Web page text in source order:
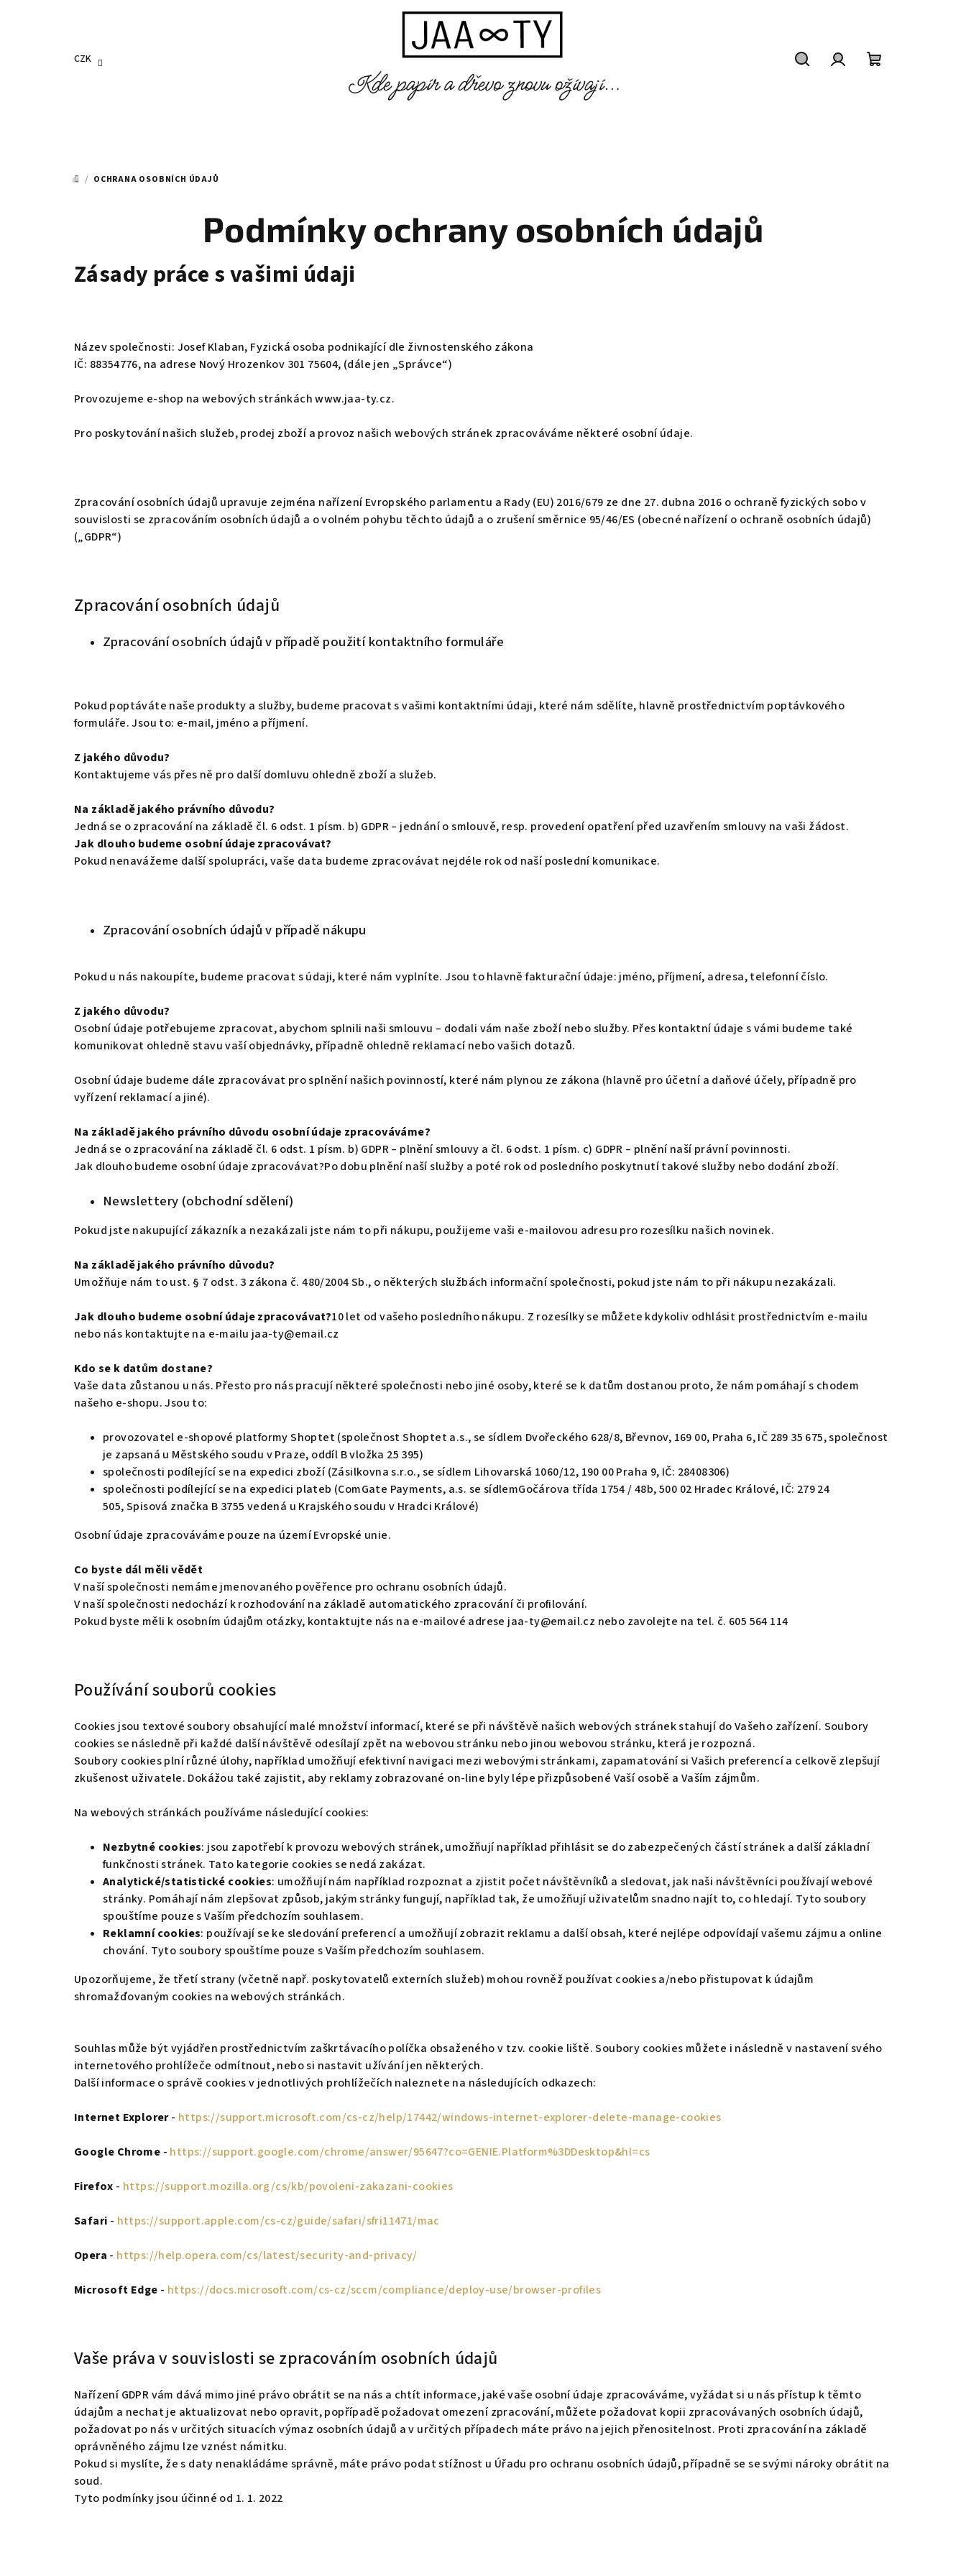
CZK
DOMŮ
/ OCHRANA OSOBNÍCH ÚDAJŮ
Podmínky ochrany osobních údajů
Zásady práce s vašimi údaji
Název společnosti: Josef Klaban, Fyzická osoba podnikající dle živnostenského zákona
IČ: 88354776, na adrese Nový Hrozenkov 301 75604, (dále jen „Správce“)
Provozujeme e-shop na webových stránkách www.jaa-ty.cz.
Pro poskytování našich služeb, prodej zboží a provoz našich webových stránek zpracováváme některé osobní údaje.
Zpracování osobních údajů upravuje zejména nařízení Evropského parlamentu a Rady (EU) 2016/679 ze dne 27. dubna 2016 o ochraně fyzických sobo v
souvislosti se zpracováním osobních údajů a o volném pohybu těchto údajů a o zrušení směrnice 95/46/ES (obecné nařízení o ochraně osobních údajů)
(„GDPR“)
Zpracování osobních údajů
Zpracování osobních údajů v případě použití kontaktního formuláře
Pokud poptáváte naše produkty a služby, budeme pracovat s vašimi kontaktními údaji, které nám sdělíte, hlavně prostřednictvím poptávkového
formuláře. Jsou to: e-mail, jméno a příjmení.
Z jakého důvodu?
Kontaktujeme vás přes ně pro další domluvu ohledně zboží a služeb.
Na základě jakého právního důvodu?
Jedná se o zpracování na základě čl. 6 odst. 1 písm. b) GDPR – jednání o smlouvě, resp. provedení opatření před uzavřením smlouvy na vaši žádost.
Jak dlouho budeme osobní údaje zpracovávat?
Pokud nenavážeme další spolupráci, vaše data budeme zpracovávat nejdéle rok od naší poslední komunikace.
Zpracování osobních údajů v případě nákupu
Pokud u nás nakoupíte, budeme pracovat s údaji, které nám vyplníte. Jsou to hlavně fakturační údaje: jméno, příjmení, adresa, telefonní číslo.
Z jakého důvodu?
Osobní údaje potřebujeme zpracovat, abychom splnili naši smlouvu – dodali vám naše zboží nebo služby. Přes kontaktní údaje s vámi budeme také
komunikovat ohledně stavu vaší objednávky, případně ohledně reklamací nebo vašich dotazů.
Osobní údaje budeme dále zpracovávat pro splnění našich povinností, které nám plynou ze zákona (hlavně pro účetní a daňové účely, případně pro
vyřízení reklamací a jiné).
Na základě jakého právního důvodu osobní údaje zpracováváme?
Jedná se o zpracování na základě čl. 6 odst. 1 písm. b) GDPR – plnění smlouvy a čl. 6 odst. 1 písm. c) GDPR – plnění naší právní povinnosti.
Jak dlouho budeme osobní údaje zpracovávat?Po dobu plnění naší služby a poté rok od posledního poskytnutí takové služby nebo dodání zboží.
Newslettery (obchodní sdělení)
Pokud jste nakupující zákazník a nezakázali jste nám to při nákupu, použijeme vaši e-mailovou adresu pro rozesílku našich novinek.
Na základě jakého právního důvodu?
Umožňuje nám to ust. § 7 odst. 3 zákona č. 480/2004 Sb., o některých službách informační společnosti, pokud jste nám to při nákupu nezakázali.
Jak dlouho budeme osobní údaje zpracovávat?10 let od vašeho posledního nákupu. Z rozesílky se můžete kdykoliv odhlásit prostřednictvím e-mailu
nebo nás kontaktujte na e-mailu jaa-ty@email.cz
Kdo se k datům dostane?
Vaše data zůstanou u nás. Přesto pro nás pracují některé společnosti nebo jiné osoby, které se k datům dostanou proto, že nám pomáhají s chodem
našeho e-shopu. Jsou to:
provozovatel e-shopové platformy Shoptet (společnost Shoptet a.s., se sídlem Dvořeckého 628/8, Břevnov, 169 00, Praha 6, IČ 289 35 675, společnost
je zapsaná u Městského soudu v Praze, oddíl B vložka 25 395)
společnosti podílející se na expedici zboží (Zásilkovna s.r.o., se sídlem Lihovarská 1060/12, 190 00 Praha 9, IČ: 28408306)
společnosti podílející se na expedici plateb (ComGate Payments, a.s. se sídlemGočárova třída 1754 / 48b,500 02 Hradec Králové, IČ: 279 24
505, Spisová značka B 3755 vedená u Krajského soudu v Hradci Králové)
Osobní údaje zpracováváme pouze na území Evropské unie.
Co byste dál měli vědět
V naší společnosti nemáme jmenovaného pověřence pro ochranu osobních údajů.
V naší společnosti nedochází k rozhodování na základě automatického zpracování či profilování.
Pokud byste měli k osobním údajům otázky, kontaktujte nás na e-mailové adrese jaa-ty@email.cz nebo zavolejte na tel. č. 605 564 114
Používání souborů cookies
Cookies jsou textové soubory obsahující malé množství informací, které se při návštěvě našich webových stránek stahují do Vašeho zařízení. Soubory
cookies se následně při každé další návštěvě odesílají zpět na webovou stránku nebo jinou webovou stránku, která je rozpozná.
Soubory cookies plní různé úlohy, například umožňují efektivní navigaci mezi webovými stránkami, zapamatování si Vašich preferencí a celkově zlepšují
zkušenost uživatele. Dokážou také zajistit, aby reklamy zobrazované on-line byly lépe přizpůsobené Vaší osobě a Vaším zájmům.
Na webových stránkách používáme následující cookies:
Nezbytné cookies: jsou zapotřebí k provozu webových stránek, umožňují například přihlásit se do zabezpečených částí stránek a další základní
funkčnosti stránek. Tato kategorie cookies se nedá zakázat.
Analytické/statistické cookies: umožňují nám například rozpoznat a zjistit počet návštěvníků a sledovat, jak naši návštěvníci používají webové
stránky. Pomáhají nám zlepšovat způsob, jakým stránky fungují, například tak, že umožňují uživatelům snadno najít to, co hledají. Tyto soubory
spouštíme pouze s Vaším předchozím souhlasem.
Reklamní cookies: používají se ke sledování preferencí a umožňují zobrazit reklamu a další obsah, které nejlépe odpovídají vašemu zájmu a online
chování. Tyto soubory spouštíme pouze s Vaším předchozím souhlasem.
Upozorňujeme, že třetí strany (včetně např. poskytovatelů externích služeb) mohou rovněž používat cookies a/nebo přistupovat k údajům
shromažďovaným cookies na webových stránkách.
Souhlas může být vyjádřen prostřednictvím zaškrtávacího políčka obsaženého v tzv. cookie liště. Soubory cookies můžete i následně v nastavení svého
internetového prohlížeče odmítnout, nebo si nastavit užívání jen některých.
Další informace o správě cookies v jednotlivých prohlížečích naleznete na následujících odkazech:
Internet Explorer- https://support.microsoft.com/cs-cz/help/17442/windows-internet-explorer-delete-manage-cookies
Google Chrome - https://support.google.com/chrome/answer/95647?co=GENIE.Platform%3DDesktop&hl=cs
Firefox - https://support.mozilla.org/cs/kb/povoleni-zakazani-cookies
Safari - https://support.apple.com/cs-cz/guide/safari/sfri11471/mac
Opera - https://help.opera.com/cs/latest/security-and-privacy/
Microsoft Edge - https://docs.microsoft.com/cs-cz/sccm/compliance/deploy-use/browser-profiles
Vaše práva v souvislosti se zpracováním osobních údajů
Nařízení GDPR vám dává mimo jiné právo obrátit se na nás a chtít informace, jaké vaše osobní údaje zpracováváme, vyžádat si u nás přístup k těmto
údajům a nechat je aktualizovat nebo opravit, popřípadě požadovat omezení zpracování, můžete požadovat kopii zpracovávaných osobních údajů,
požadovat po nás v určitých situacích výmaz osobních údajů a v určitých případech máte právo na jejich přenositelnost. Proti zpracování na základě
oprávněného zájmu lze vznést námitku.
Pokud si myslíte, že s daty nenakládáme správně, máte právo podat stížnost u Úřadu pro ochranu osobních údajů, případně se se svými nároky obrátit na
soud.
Tyto podmínky jsou účinné od 1. 1. 2022